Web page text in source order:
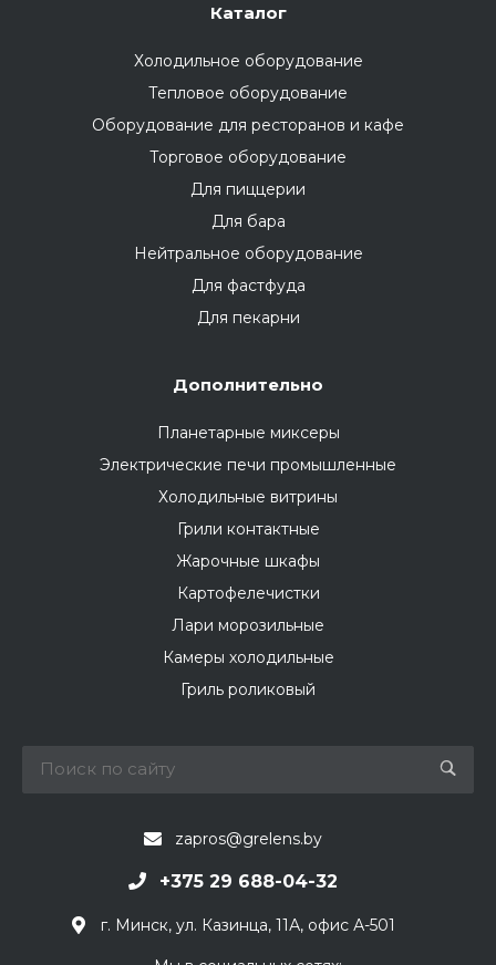
Каталог
Холодильное оборудование
Тепловое оборудование
Оборудование для ресторанов и кафе
Торговое оборудование
Для пиццерии
Для бара
Нейтральное оборудование
Для фастфуда
Для пекарни
Дополнительно
Планетарные миксеры
Электрические печи промышленные
Холодильные витрины
Грили контактные
Жарочные шкафы
Картофелечистки
Лари морозильные
Камеры холодильные
Гриль роликовый
zapros@grelens.by
+375 29 688-04-32
г. Минск, ул. Казинца, 11А, офис А-501